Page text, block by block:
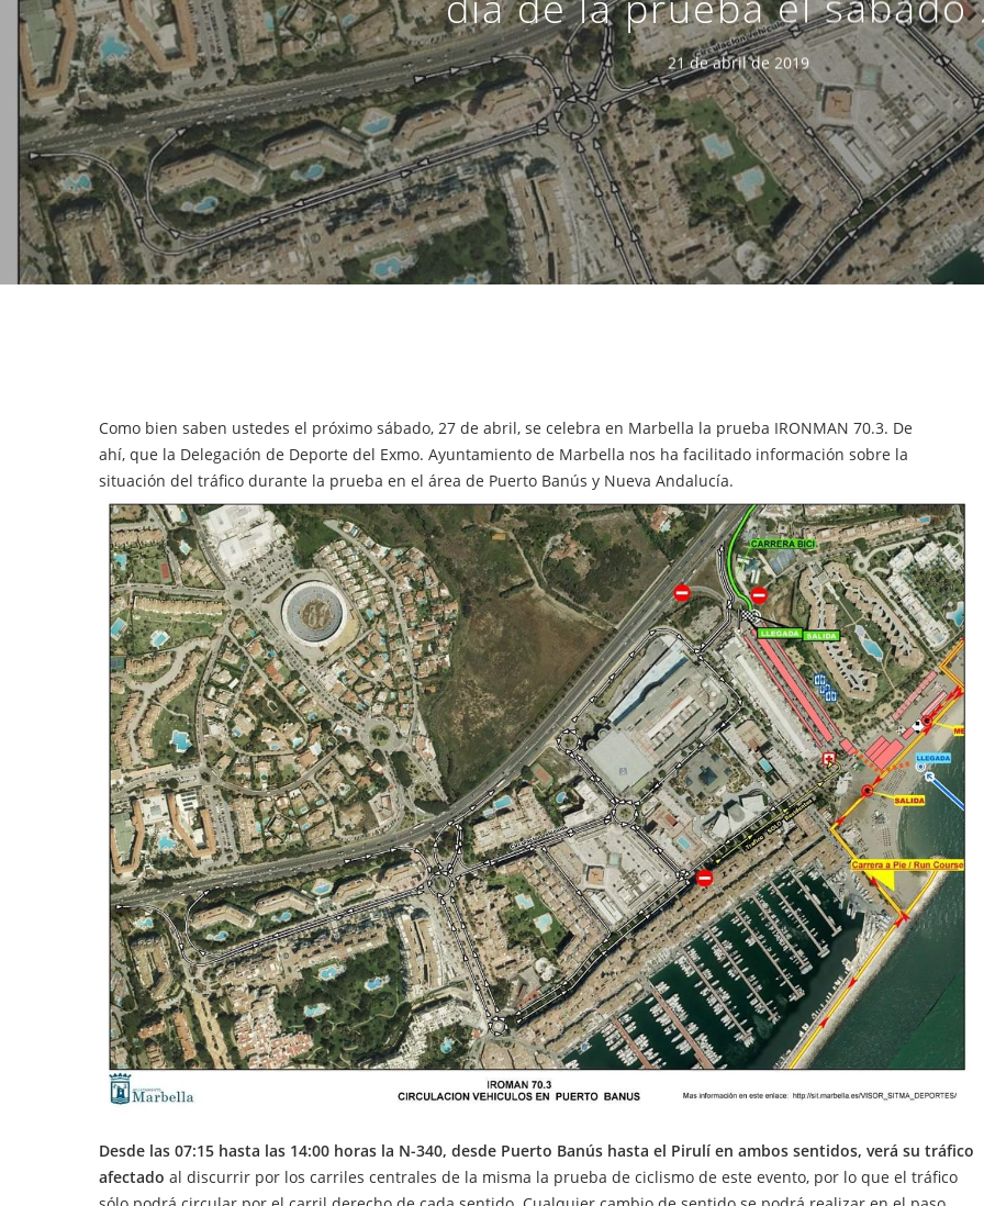
Hit enter to search or ESC to close
21 de abril de 2019
Como bien saben ustedes el próximo sábado, 27 de abril, se celebra en Marbella la prueba IRONMAN 70.3. De
ahí, que la Delegación de Deporte del Exmo. Ayuntamiento de Marbella nos ha facilitado información sobre la
situación del tráfico durante la prueba en el área de Puerto Banús y Nueva Andalucía.
Desde las 07:15 hasta las 14:00 horas la N-340, desde Puerto Banús hasta el Pirulí en ambos sentidos, verá su tráfico
afectado al discurrir por los carriles centrales de la misma la prueba de ciclismo de este evento, por lo que el tráfico